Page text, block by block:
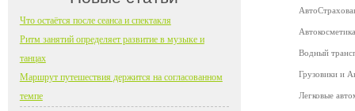
Водный
Грузовики и
Легковые
Что остаётся после сеанса и спектакля
Ритм занятий определяет развитие в музыке и
танцах
Маршрут путешествия держится на согласованном
темпе